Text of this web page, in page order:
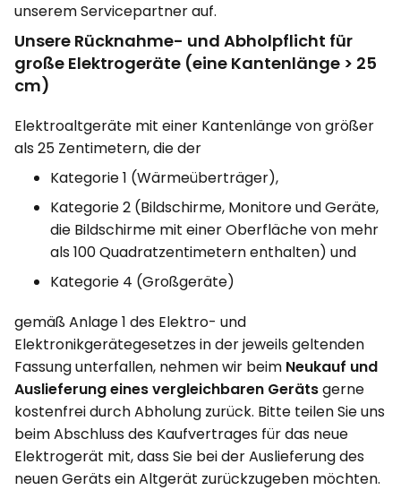
unserem Servicepartner auf.
Unsere Rücknahme- und Abholpflicht für
große Elektrogeräte (eine Kantenlänge > 25
cm)
Elektroaltgeräte mit einer Kantenlänge von größer
als 25 Zentimetern, die der
Kategorie 1 (Wärmeüberträger),
Kategorie 2 (Bildschirme, Monitore und Geräte,
die Bildschirme mit einer Oberfläche von mehr
als 100 Quadratzentimetern enthalten) und
Kategorie 4 (Großgeräte)
gemäß Anlage 1 des Elektro- und
Elektronikgerätegesetzes in der jeweils geltenden
Fassung unterfallen, nehmen wir beim Neukauf und
Auslieferung eines vergleichbaren Gerätsgerne
kostenfrei durch Abholung zurück. Bitte teilen Sie uns
beim Abschluss des Kaufvertrages für das neue
Elektrogerät mit, dass Sie bei der Auslieferung des
neuen Geräts ein Altgerät zurückzugeben möchten.